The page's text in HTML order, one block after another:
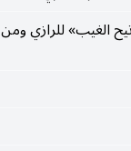
الغيب» للرازي ومن